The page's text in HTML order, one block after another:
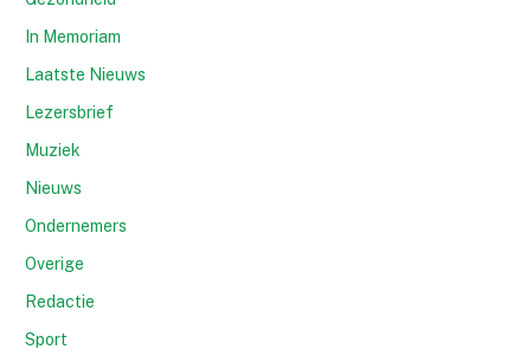
In Memoriam
Laatste Nieuws
Lezersbrief
Muziek
Nieuws
Ondernemers
Overige
Redactie
Sport